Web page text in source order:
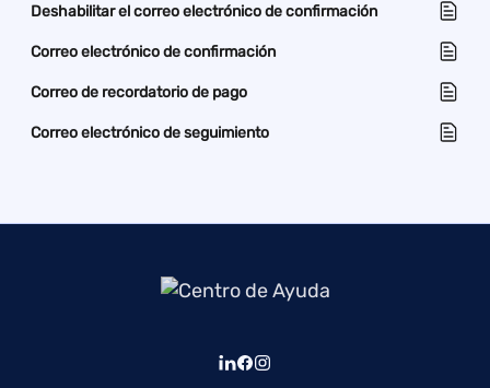
Deshabilitar el correo electrónico de confirmación
Correo electrónico de confirmación
Correo de recordatorio de pago
Correo electrónico de seguimiento